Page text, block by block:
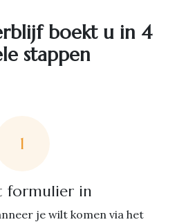
boekt u in 4
stappen
1
formulier in
je wilt komen via het